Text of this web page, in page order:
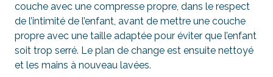
couche avec une compresse propre, dans le respect
de l’intimité de l’enfant, avant de mettre une couche
propre avec une taille adaptée pour éviter que l’enfant
soit trop serré. Le plan de change est ensuite nettoyé
et les mains à nouveau lavées.